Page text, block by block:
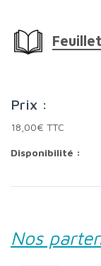
Prix :
18,00€ TTC
Disponibilité :
Nos